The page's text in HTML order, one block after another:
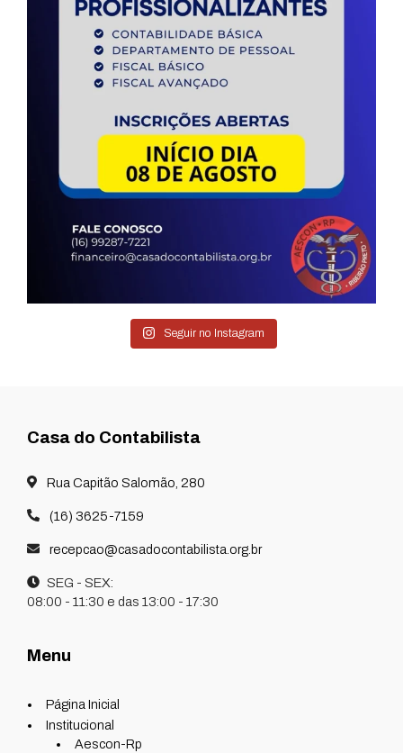
Seguir no Instagram
Casa do Contabilista
Rua Capitão Salomão, 280
(16) 3625-7159
recepcao@casadocontabilista.org.br
SEG - SEX:
08:00 - 11:30 e das 13:00 - 17:30
Menu
Página Inicial
Institucional
Aescon-Rp